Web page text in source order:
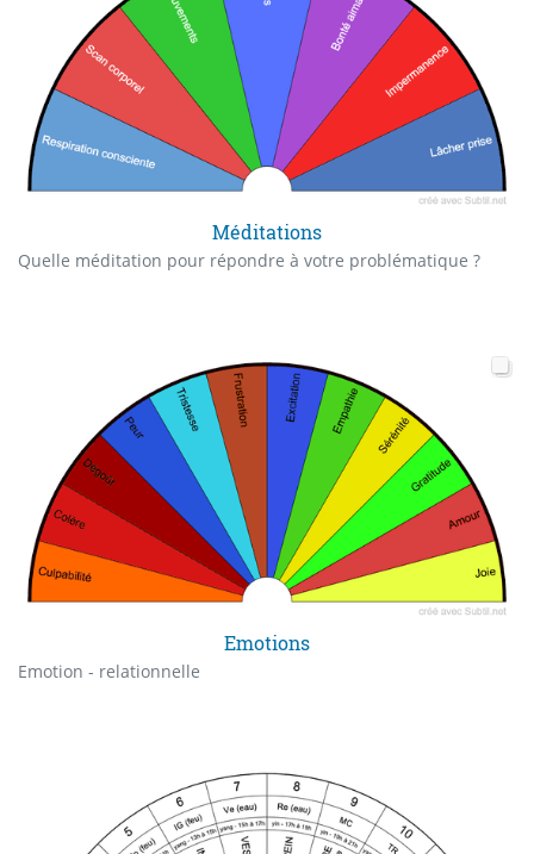
Méditations
Quelle méditation pour répondre à votre problématique ?
Emotions
Emotion - relationnelle